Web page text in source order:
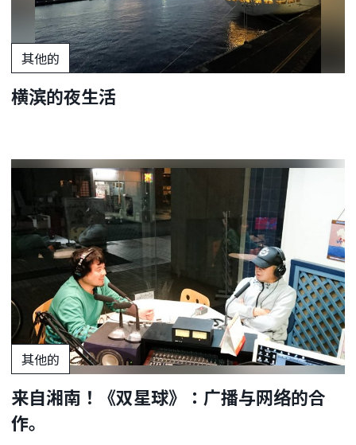
其他的
横滨的夜生活
其他的
来自湘南！《双星球》：广播与网络的合
作。